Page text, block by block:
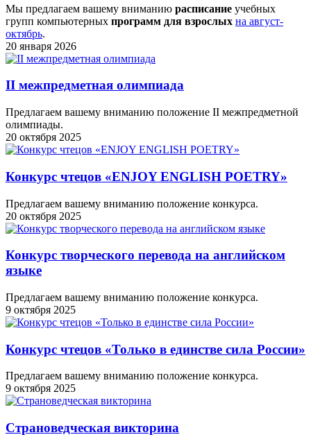
Мы предлагаем вашему вниманию расписание учебных
групп компьютерных программ для взрослых на август-
октябрь.
20 января 2026
II межпредметная олимпиада
Предлагаем вашему вниманию положение II межпредметной
олимпиады.
20 октября 2025
Конкурс чтецов «ENJOY ENGLISH POETRY»
Предлагаем вашему вниманию положение конкурса.
20 октября 2025
Конкурс творческого перевода на английском
языке
Предлагаем вашему вниманию положение конкурса.
9 октября 2025
Конкурс чтецов «Только в единстве сила России»
Предлагаем вашему вниманию положение конкурса.
9 октября 2025
Cтрановедческая викторина